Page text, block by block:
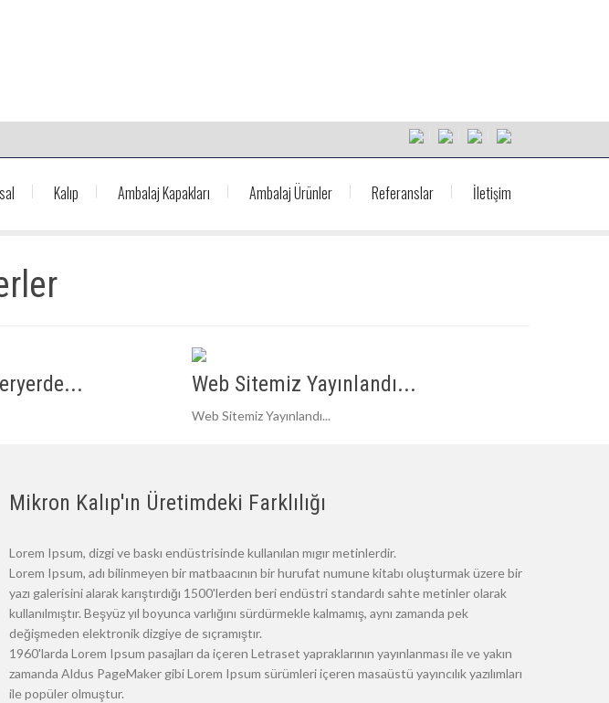
Kalıp Ambalaj Kapakları Ambalaj Ürünler Referanslar İletişim
Web Sitemiz Yayınlandı...
Web Sitemiz Yayınlandı...
Mikron Kalıp'ın Üretimdeki Farklılığı
Lorem Ipsum, dizgi ve baskı endüstrisinde kullanılan mıgır metinlerdir.
Lorem Ipsum, adı bilinmeyen bir matbaacının bir hurufat numune kitabı oluşturmak üzere bir
yazı galerisini alarak karıştırdığı 1500'lerden beri endüstri standardı sahte metinler olarak
kullanılmıştır. Beşyüz yıl boyunca varlığını sürdürmekle kalmamış, aynı zamanda pek
değişmeden elektronik dizgiye de sıçramıştır.
1960'larda Lorem Ipsum pasajları da içeren Letraset yapraklarının yayınlanması ile ve yakın
zamanda Aldus PageMaker gibi Lorem Ipsum sürümleri içeren masaüstü yayıncılık yazılımları
ile popüler olmuştur.